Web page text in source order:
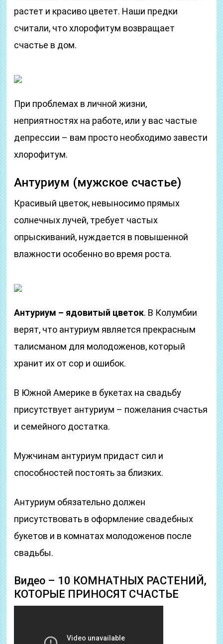
растет и красиво цветет. Наши предки
считали, что хлорофитум возвращает
счастье в дом.
При проблемах в личной жизни,
неприятностях на работе, или у вас частые
депрессии – вам просто необходимо завести
хлорофитум.
Антуриум (мужское счастье)
Красивый цветок, невыносимо прямых
солнечных лучей, требует частых
опрыскиваний, нуждается в повышенной
влажности особенно во время роста.
Антуриум – ядовитый цветок. В Колумбии
верят, что антуриум является прекрасным
талисманом для молодоженов, который
хранит их от сор и ошибок.
В Южной Америке в букетах на свадьбу
присутствует антуриум – пожелания счастья
и семейного достатка.
Мужчинам антуриум придаст сил и
способностей постоять за близких.
Антуриум обязательно должен
присутствовать в оформление свадебных
букетов и в комнатах молодоженов после
свадьбы.
Видео – 10 КОМНАТНЫХ РАСТЕНИЙ,
КОТОРЫЕ ПРИНОСЯТ СЧАСТЬЕ